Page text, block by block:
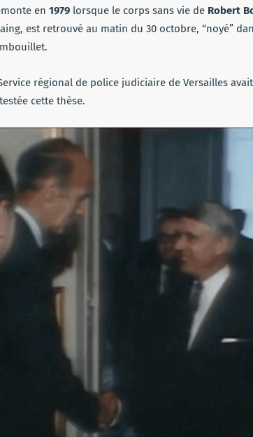
en 1979 lorsque le corps sans vie de Robert
est retrouvé au matin du 30 octobre, “noyé”
régional de police judiciaire de Versailles
cette thèse.